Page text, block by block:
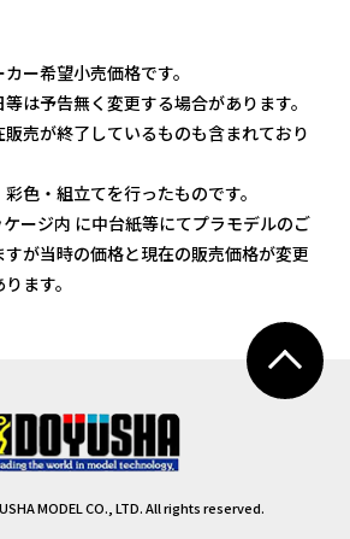
ー希望小売価格です。
は予告無く変更する場合があります。
販売が終了しているものも含まれており
色・組立てを行ったものです。
ケージ内 に中台紙等にてプラモデルのご
が当時の価格と現在の販売価格が変更
ます。
MODEL CO., LTD. All rights reserved.